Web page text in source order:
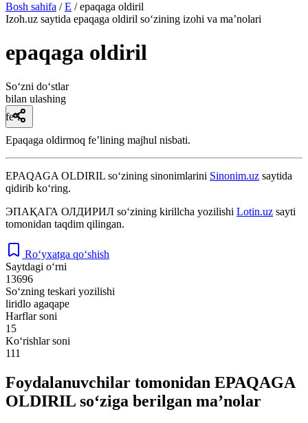
Bosh sahifa / E / epaqaga oldiril
Izoh.uz saytida epaqaga oldiril so‘zining izohi va ma’nolari
epaqaga oldiril
So‘zni do‘stlar
bilan ulashing
fe’l
Epaqaga oldirmoq feʼlining majhul nisbati.
EPAQAGA OLDIRIL so‘zining sinonimlarini Sinonim.uz saytida
qidirib ko‘ring.
ЭПАҚАГА ОЛДИРИЛ so‘zining kirillcha yozilishi Lotin.uz sayti
tomonidan taqdim qilingan.
Ro‘yxatga qo‘shish
Saytdagi o‘rni
13696
So‘zning teskari yozilishi
liridlo agaqape
Harflar soni
15
Ko‘rishlar soni
111
Foydalanuvchilar tomonidan EPAQAGA
OLDIRIL so‘ziga berilgan ma’nolar